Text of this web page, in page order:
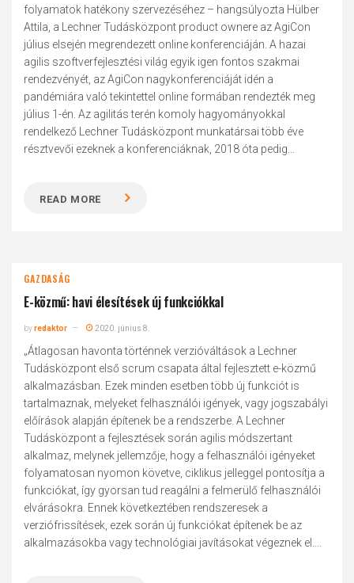
folyamatok hatékony szervezéséhez – hangsúlyozta Hülber
Attila, a Lechner Tudásközpont product ownere az AgiCon
július elsején megrendezett online konferenciáján. A hazai
agilis szoftverfejlesztési világ egyik igen fontos szakmai
rendezvényét, az AgiCon nagykonferenciáját idén a
pandémiára való tekintettel online formában rendezték meg
július 1-én. Az agilitás terén komoly hagyományokkal
rendelkező Lechner Tudásközpont munkatársai több éve
résztvevői ezeknek a konferenciáknak, 2018 óta pedig...
READ MORE
GAZDASÁG
E-közmű: havi élesítések új funkciókkal
byredaktor 2020. június 8.
„Átlagosan havonta történnek verzióváltások a Lechner
Tudásközpont első scrum csapata által fejlesztett e-közmű
alkalmazásban. Ezek minden esetben több új funkciót is
tartalmaznak, melyeket felhasználói igények, vagy jogszabályi
előírások alapján építenek be a rendszerbe. A Lechner
Tudásközpont a fejlesztések során agilis módszertant
alkalmaz, melynek jellemzője, hogy a felhasználói igényeket
folyamatosan nyomon követve, ciklikus jelleggel pontosítja a
funkciókat, így gyorsan tud reagálni a felmerülő felhasználói
elvárásokra. Ennek következtében rendszeresek a
verziófrissítések, ezek során új funkciókat építenek be az
alkalmazásokba vagy technológiai javításokat végeznek el....